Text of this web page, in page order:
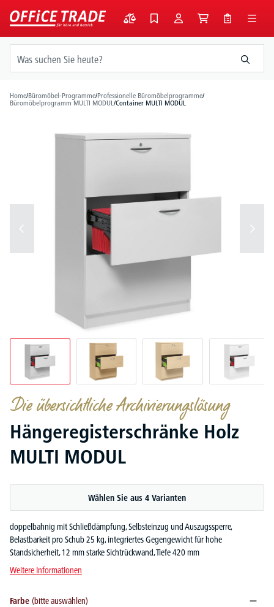
springen
Home/Büromöbel-Programme/Professionelle Büromöbelprogramme/
Büromöbelprogramm MULTI MODUL/Container MULTI MODUL
Die übersichtliche Archivierungslösung
Hängeregisterschränke Holz
MULTI MODUL
Wählen Sie aus 4 Varianten
doppelbahnig mit Schließdämpfung, Selbsteinzug und Auszugssperre,
Belastbarkeit pro Schub 25 kg, integriertes Gegengewicht für hohe
Standsicherheit, 12 mm starke Sichtrückwand, Tiefe 420 mm
Weitere Informationen
Farbe (bitte auswählen)